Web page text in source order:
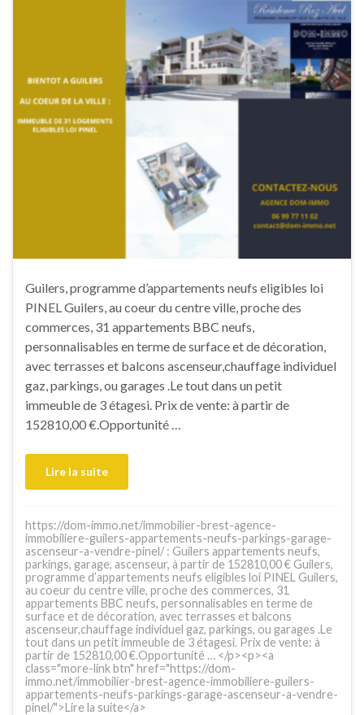
Guilers, programme d’appartements neufs eligibles loi
PINEL Guilers, au coeur du centre ville, proche des
commerces, 31 appartements BBC neufs,
personnalisables en terme de surface et de décoration,
avec terrasses et balcons ascenseur,chauffage individuel
gaz, parkings, ou garages .Le tout dans un petit
immeuble de 3 étagesi. Prix de vente: à partir de
152810,00 €.Opportunité …
Lire la suite
https://dom-immo.net/immobilier-brest-agence-
immobiliere-guilers-appartements-neufs-parkings-garage-
ascenseur-a-vendre-pinel/ : Guilers appartements neufs,
parkings, garage, ascenseur, à partir de 152810,00 € Guilers,
programme d’appartements neufs eligibles loi PINEL Guilers,
au coeur du centre ville, proche des commerces, 31
appartements BBC neufs, personnalisables en terme de
surface et de décoration, avec terrasses et balcons
ascenseur,chauffage individuel gaz, parkings, ou garages .Le
tout dans un petit immeuble de 3 étagesi. Prix de vente: à
partir de 152810,00 €.Opportunité … </p><p><a
class="more-link btn" href="https://dom-
immo.net/immobilier-brest-agence-immobiliere-guilers-
appartements-neufs-parkings-garage-ascenseur-a-vendre-
pinel/">Lire la suite</a>